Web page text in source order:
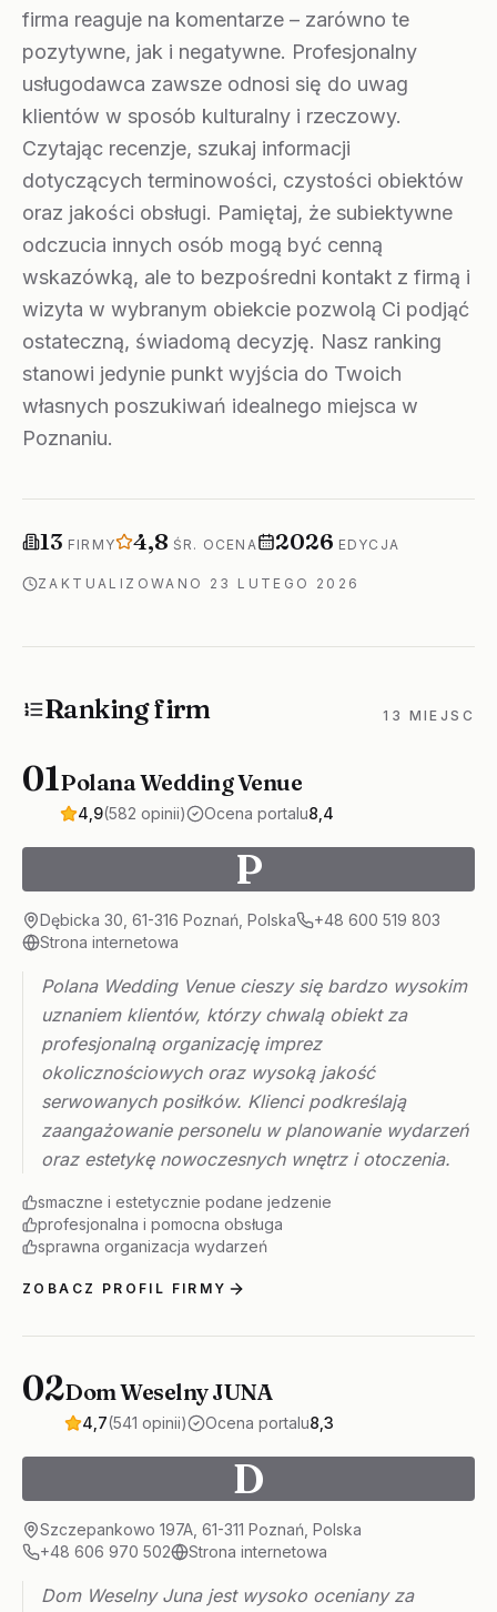
firma reaguje na komentarze – zarówno te
pozytywne, jak i negatywne. Profesjonalny
usługodawca zawsze odnosi się do uwag
klientów w sposób kulturalny i rzeczowy.
Czytając recenzje, szukaj informacji
dotyczących terminowości, czystości obiektów
oraz jakości obsługi. Pamiętaj, że subiektywne
odczucia innych osób mogą być cenną
wskazówką, ale to bezpośredni kontakt z firmą i
wizyta w wybranym obiekcie pozwolą Ci podjąć
ostateczną, świadomą decyzję. Nasz ranking
stanowi jedynie punkt wyjścia do Twoich
własnych poszukiwań idealnego miejsca w
Poznaniu.
Firm w rankingu
13 FIRMYŚrednia ocena
4,8 ŚR. OCENARok edycji
2026 EDYCJA
ZAKTUALIZOWANO 23 LUTEGO 2026
Ranking firm 13 MIEJSC
01Polana Wedding Venue
4,9(582 opinii) Ocena portalu8,4
P
Dębicka 30, 61-316 Poznań, Polska
+48 600 519 803
Strona internetowa
Polana Wedding Venue cieszy się bardzo wysokim
uznaniem klientów, którzy chwalą obiekt za
profesjonalną organizację imprez
okolicznościowych oraz wysoką jakość
serwowanych posiłków. Klienci podkreślają
zaangażowanie personelu w planowanie wydarzeń
oraz estetykę nowoczesnych wnętrz i otoczenia.
smaczne i estetycznie podane jedzenie
profesjonalna i pomocna obsługa
sprawna organizacja wydarzeń
ZOBACZ PROFIL FIRMY
02Dom Weselny JUNA
4,7(541 opinii) Ocena portalu8,3
D
Szczepankowo 197A, 61-311 Poznań, Polska
+48 606 970 502
Strona internetowa
Dom Weselny Juna jest wysoko oceniany za